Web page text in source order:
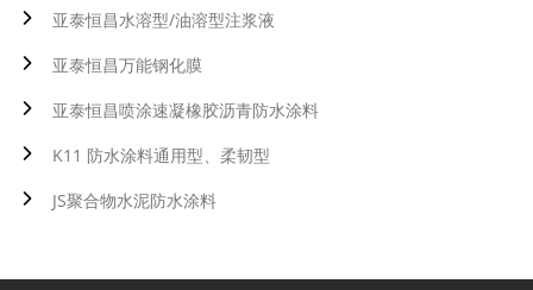
亚泰恒昌水溶型/油溶型注浆液
亚泰恒昌万能钢化膜
亚泰恒昌喷涂速凝橡胶沥青防水涂料
K11 防水涂料通用型、柔韧型
JS聚合物水泥防水涂料